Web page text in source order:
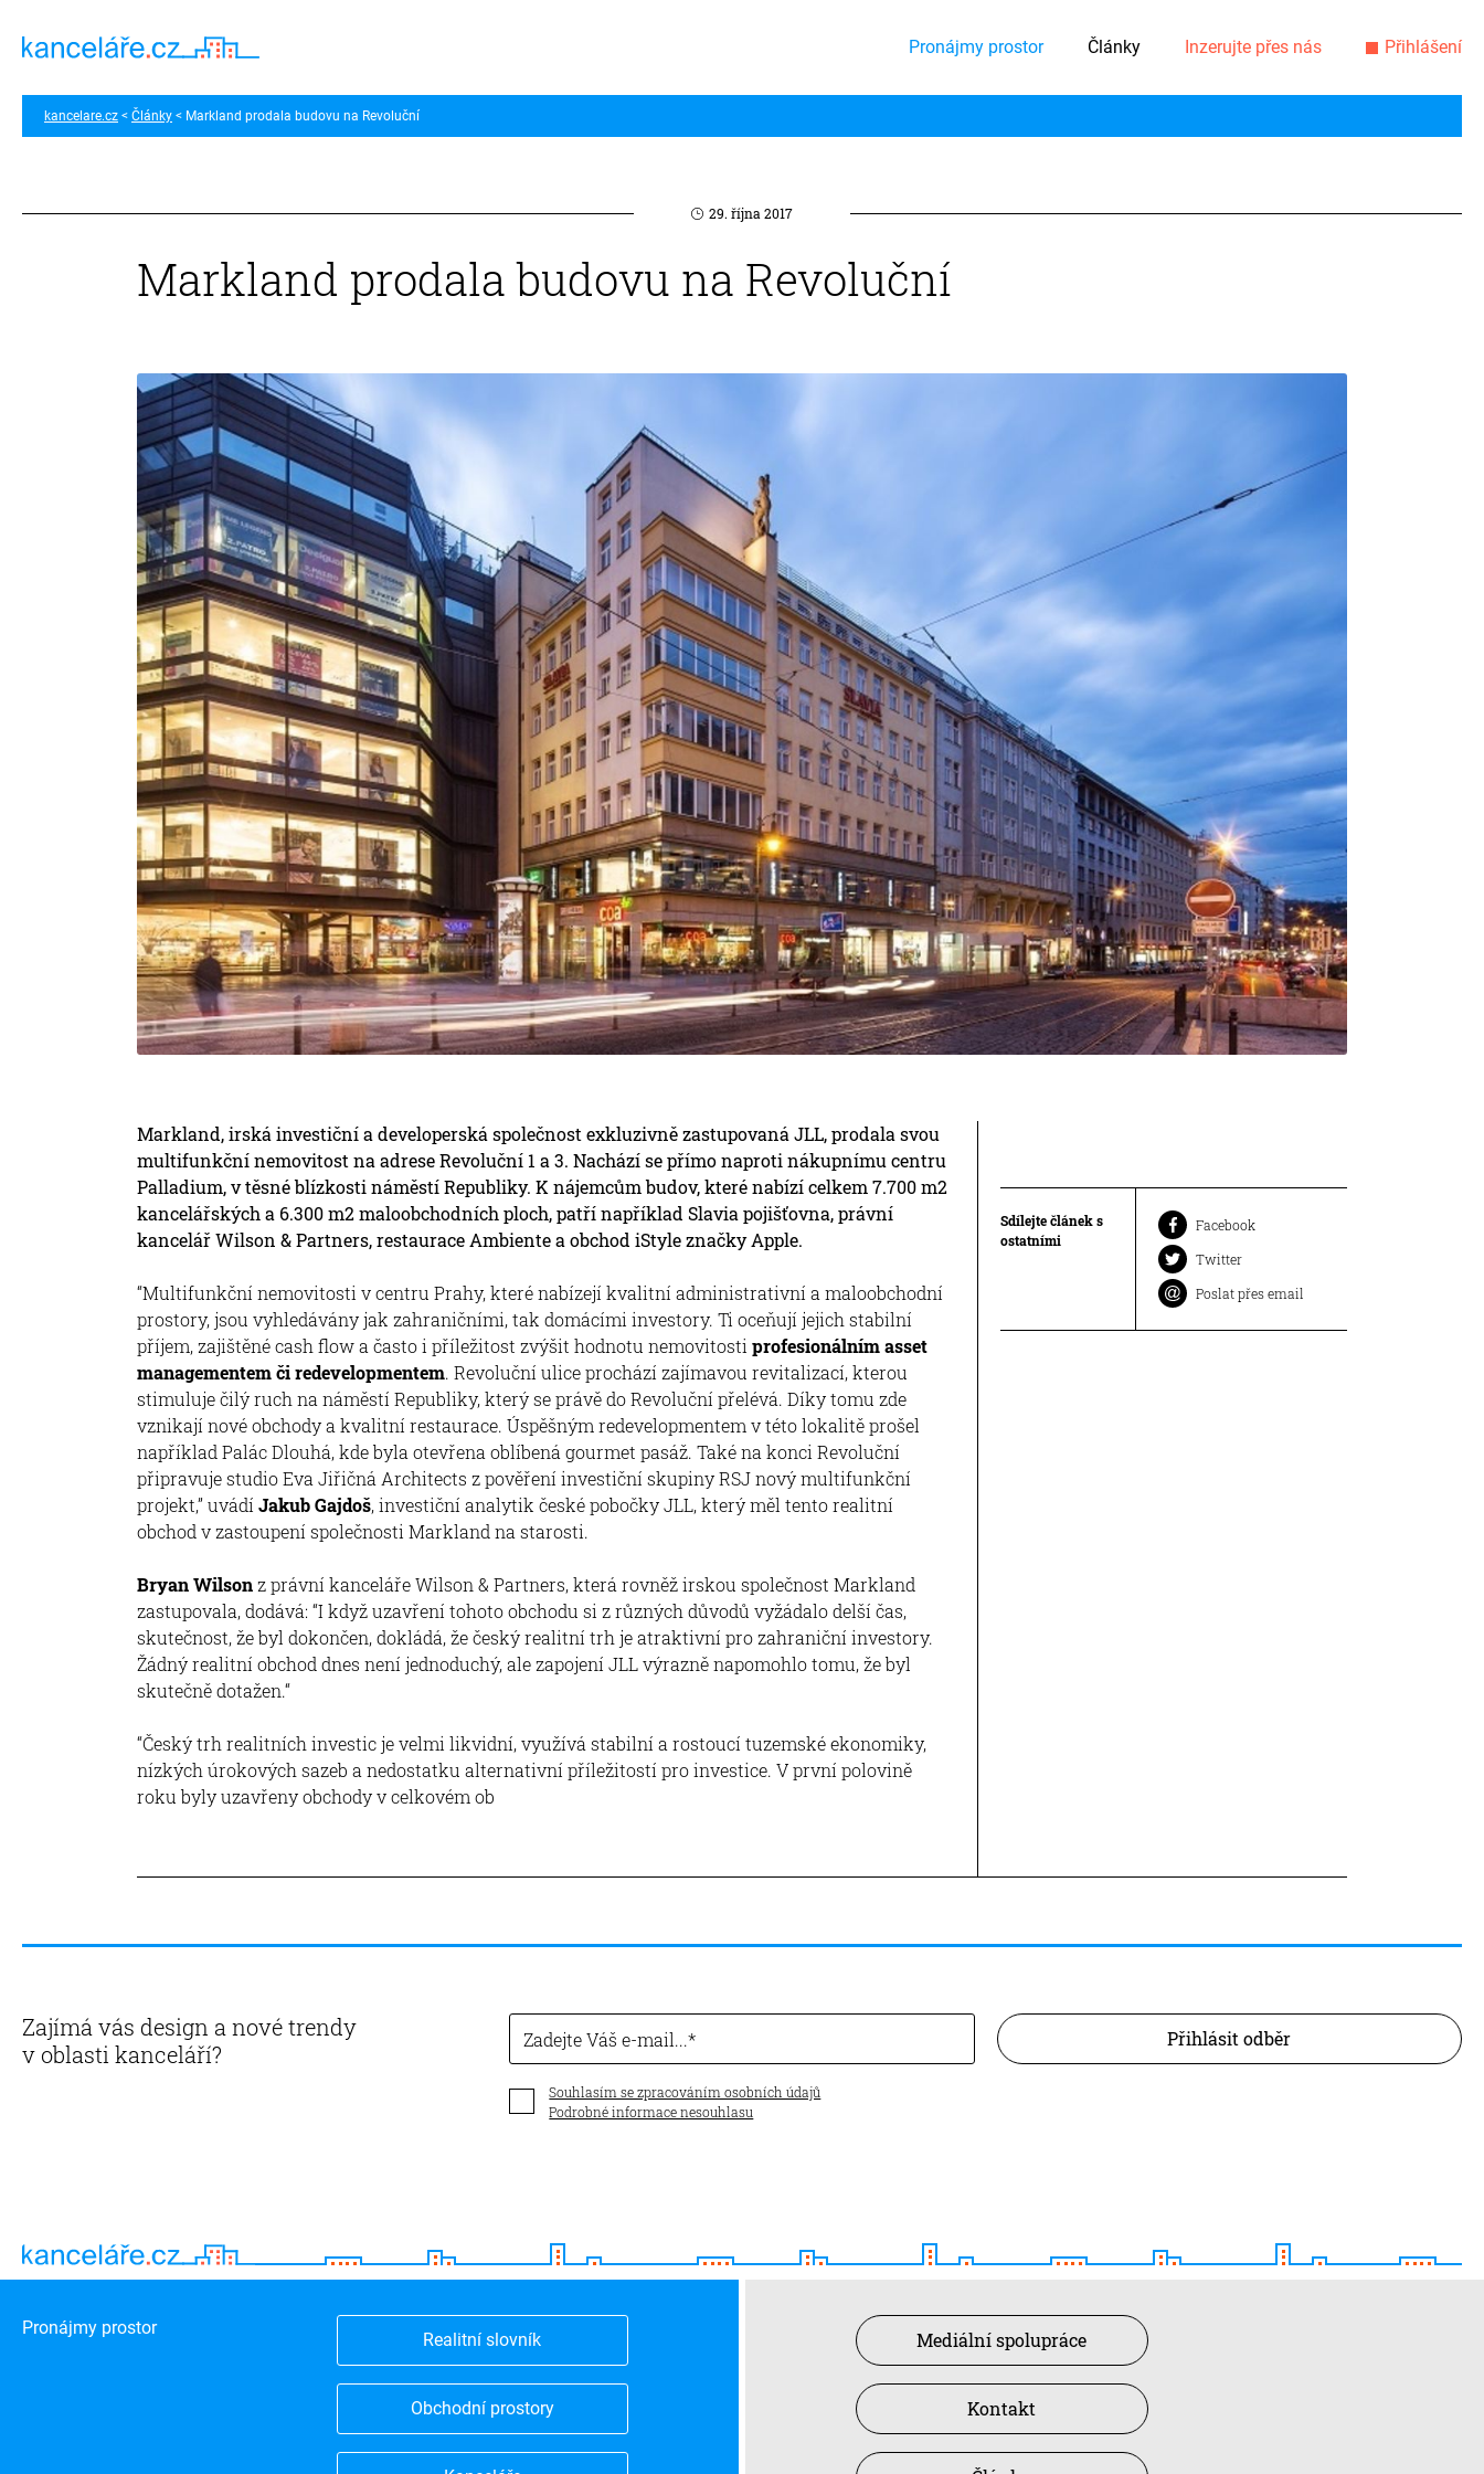
Pronájmy prostor Články Inzerujte přes nás Přihlášení
kancelare.cz Články Markland prodala budovu na Revoluční
29. října 2017
Markland prodala budovu na Revoluční
Markland, irská investiční a developerská společnost exkluzivně zastupovaná JLL, prodala svou
multifunkční nemovitost na adrese Revoluční 1 a 3. Nachází se přímo naproti nákupnímu centru
Palladium, v těsné blízkosti náměstí Republiky. K nájemcům budov, které nabízí celkem 7.700 m2
kancelářských a 6.300 m2 maloobchodních ploch, patří například Slavia pojišťovna, právní
kancelář Wilson & Partners, restaurace Ambiente a obchod iStyle značky Apple.
“Multifunkční nemovitosti v centru Prahy, které nabízejí kvalitní administrativní a maloobchodní
prostory, jsou vyhledávány jak zahraničními, tak domácími investory. Ti oceňují jejich stabilní
příjem, zajištěné cash flow a často i příležitost zvýšit hodnotu nemovitosti profesionálním asset
managementem či redevelopmentem. Revoluční ulice prochází zajímavou revitalizací, kterou
stimuluje čilý ruch na náměstí Republiky, který se právě do Revoluční přelévá. Díky tomu zde
vznikají nové obchody a kvalitní restaurace. Úspěšným redevelopmentem v této lokalitě prošel
například Palác Dlouhá, kde byla otevřena oblíbená gourmet pasáž. Také na konci Revoluční
připravuje studio Eva Jiřičná Architects z pověření investiční skupiny RSJ nový multifunkční
projekt,” uvádí Jakub Gajdoš, investiční analytik české pobočky JLL, který měl tento realitní
obchod v zastoupení společnosti Markland na starosti.
Bryan Wilsonz právní kanceláře Wilson & Partners, která rovněž irskou společnost Markland
zastupovala, dodává: “I když uzavření tohoto obchodu si z různých důvodů vyžádalo delší čas,
skutečnost, že byl dokončen, dokládá, že český realitní trh je atraktivní pro zahraniční investory.
Žádný realitní obchod dnes není jednoduchý, ale zapojení JLL výrazně napomohlo tomu, že byl
skutečně dotažen.“
“Český trh realitních investic je velmi likvidní, využívá stabilní a rostoucí tuzemské ekonomiky,
nízkých úrokových sazeb a nedostatku alternativní příležitostí pro investice. V první polovině
roku byly uzavřeny obchody v celkovém ob
Sdílejte článek s
ostatními
Facebook
Twitter
Poslat přes email
Zajímá vás design a nové trendy
v oblasti kanceláří?
Zadejte Váš e-mail...
Souhlasím se zpracováním osobních údajů
Podrobné informace nesouhlasu
Přihlásit odběr
Pronájmy prostor
Realitní slovník
Obchodní prostory
Mediální spolupráce
Kontakt